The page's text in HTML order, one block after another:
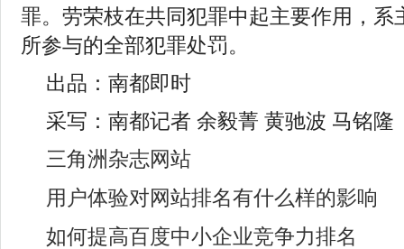
罪。劳荣枝在共同犯罪中起主要作用，系
所参与的全部犯罪处罚。
出品：南都即时
采写：南都记者 余毅菁 黄驰波 马铭隆
三角洲杂志网站
用户体验对网站排名有什么样的影响
如何提高百度中小企业竞争力排名